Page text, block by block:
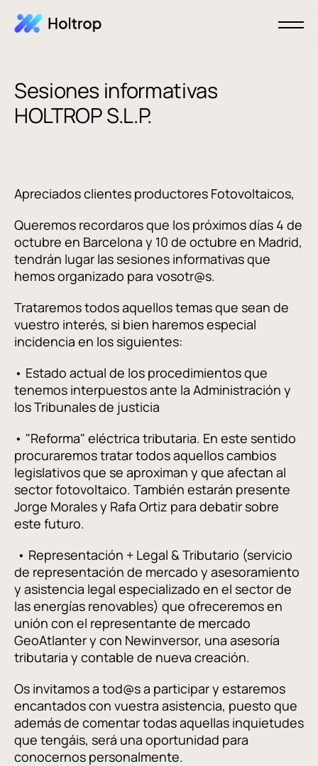
Sesiones informativas
HOLTROP S.L.P.
Apreciados clientes productores Fotovoltaicos,
Queremos recordaros que los próximos días 4 de
octubre en Barcelona y 10 de octubre en Madrid,
tendrán lugar las sesiones informativas que
hemos organizado para vosotr@s.
Trataremos todos aquellos temas que sean de
vuestro interés, si bien haremos especial
incidencia en los siguientes:
• Estado actual de los procedimientos que
tenemos interpuestos ante la Administración y
los Tribunales de justicia
• "Reforma" eléctrica tributaria. En este sentido
procuraremos tratar todos aquellos cambios
legislativos que se aproximan y que afectan al
sector fotovoltaico. También estarán presente
Jorge Morales y Rafa Ortiz para debatir sobre
este futuro.
• Representación + Legal & Tributario (servicio
de representación de mercado y asesoramiento
y asistencia legal especializado en el sector de
las energías renovables) que ofreceremos en
unión con el representante de mercado
GeoAtlanter y con Newinversor, una asesoría
tributaria y contable de nueva creación.
Os invitamos a tod@s a participar y estaremos
encantados con vuestra asistencia, puesto que
además de comentar todas aquellas inquietudes
que tengáis, será una oportunidad para
conocernos personalmente.